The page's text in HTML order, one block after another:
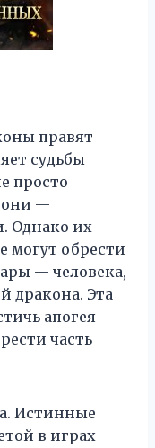
правят
судьбы
просто
они —
Однако их
могут обрести
— человека,
дракона. Эта
апогея
часть
Истинные
в играх